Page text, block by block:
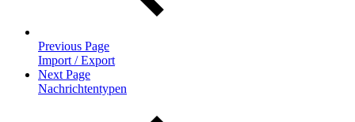
Previous Page
Import / Export
Next Page
Nachrichtentypen